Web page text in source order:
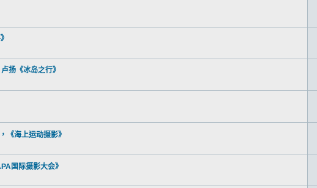
扬《冰岛之行》
《海上运动摄影》
国际摄影大会》